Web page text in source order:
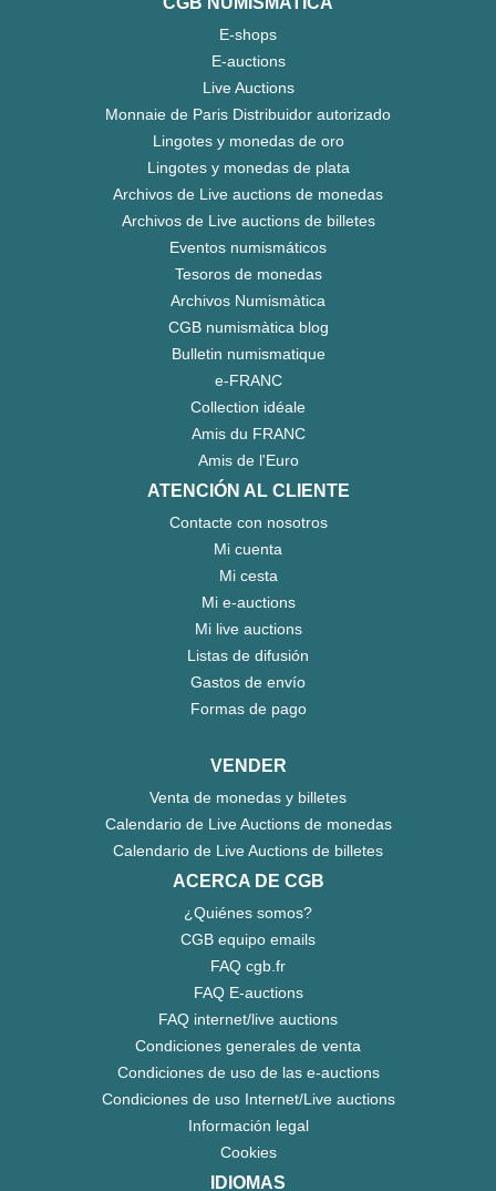
E-shops
E-auctions
Live Auctions
Monnaie de Paris Distribuidor autorizado
Lingotes y monedas de oro
Lingotes y monedas de plata
Archivos de Live auctions de monedas
Archivos de Live auctions de billetes
Eventos numismáticos
Tesoros de monedas
Archivos Numismàtica
CGB numismàtica blog
Bulletin numismatique
e-FRANC
Collection idéale
Amis du FRANC
Amis de l'Euro
ATENCIÓN AL CLIENTE
Contacte con nosotros
Mi cuenta
Mi cesta
Mi e-auctions
Mi live auctions
Listas de difusión
Gastos de envío
Formas de pago
VENDER
Venta de monedas y billetes
Calendario de Live Auctions de monedas
Calendario de Live Auctions de billetes
ACERCA DE CGB
¿Quiénes somos?
CGB equipo emails
FAQ cgb.fr
FAQ E-auctions
FAQ internet/live auctions
Condiciones generales de venta
Condiciones de uso de las e-auctions
Condiciones de uso Internet/Live auctions
Información legal
Cookies
IDIOMAS